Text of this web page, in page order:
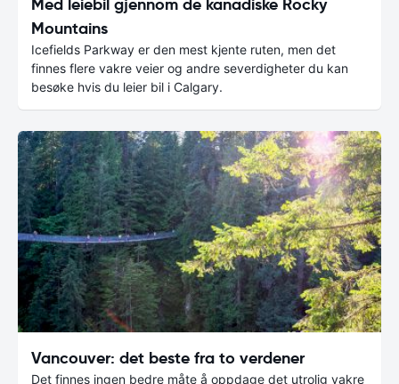
Mountains
Icefields Parkway er den mest kjente ruten, men det
finnes flere vakre veier og andre severdigheter du kan
besøke hvis du leier bil i Calgary.
Vancouver: det beste fra to verdener
Det finnes ingen bedre måte å oppdage det utrolig vakre